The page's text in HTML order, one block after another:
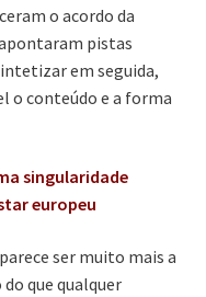
o acordo da
pistas
em seguida,
o conteúdo e a forma
singularidade
europeu
ser muito mais a
que qualquer